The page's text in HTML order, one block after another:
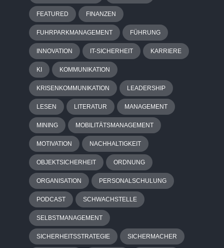
FEATURED FINANZEN
FUHRPARKMANAGEMENT FÜHRUNG
INNOVATION IT-SICHERHEIT KARRIERE
KI KOMMUNIKATION
KRISENKOMMUNIKATION LEADERSHIP
LESEN LITERATUR MANAGEMENT
MINING MOBILITÄTSMANAGEMENT
MOTIVATION NACHHALTIGKEIT
OBJEKTSICHERHEIT ORDNUNG
ORGANISATION PERSONALSCHULUNG
PODCAST SCHWACHSTELLE
SELBSTMANAGEMENT
SICHERHEITSSTRATEGIE SICHERMACHER